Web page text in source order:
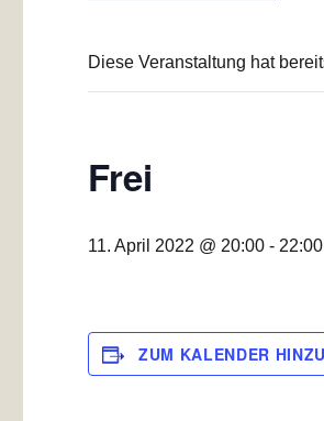
Diese Veranstaltung hat
Frei
11. April 2022 @ 20:00 - 22:00
ZUM KALENDER